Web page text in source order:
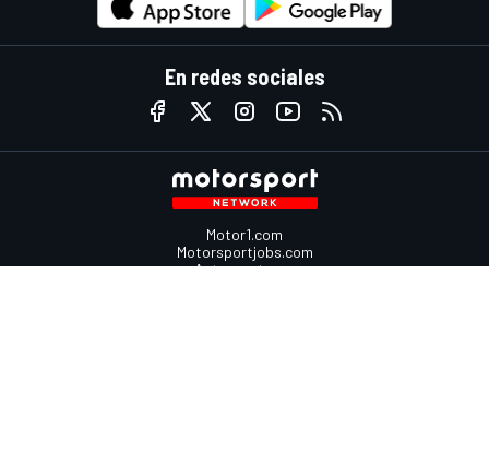
En redes sociales
Motor1.com
Motorsportjobs.com
Autosport.com